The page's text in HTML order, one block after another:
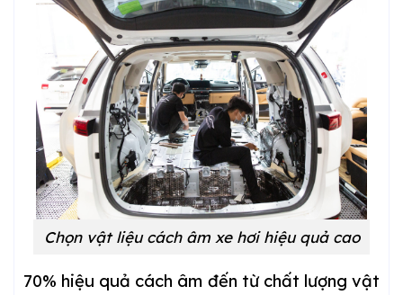
Chọn vật liệu cách âm xe hơi hiệu quả cao
70% hiệu quả cách âm đến từ chất lượng vật